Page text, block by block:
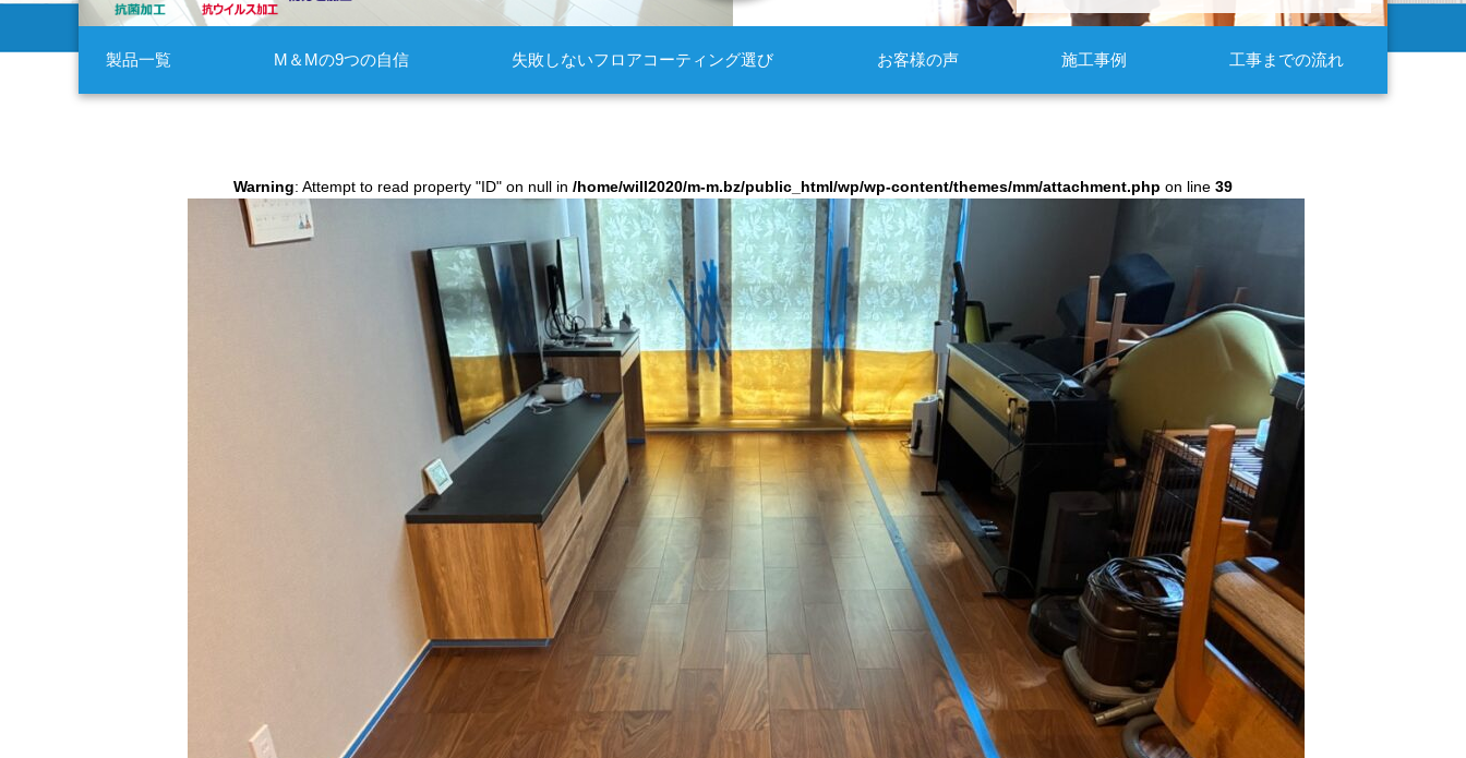
製品一覧 M＆Mの9つの自信 失敗しないフロアコーティング選び お客様の声 施工事例 工事までの流れ
Warning: Attempt to read property "ID" on null in /home/will2020/m-m.bz/public_html/wp/wp-content/themes/mm/attachment.php on line 39